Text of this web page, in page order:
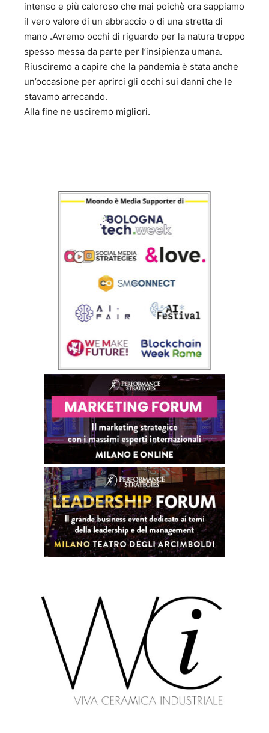
intenso e più caloroso che mai poichè ora sappiamo
il vero valore di un abbraccio o di una stretta di
mano .Avremo occhi di riguardo per la natura troppo
spesso messa da parte per l’insipienza umana.
Riusciremo a capire che la pandemia è stata anche
un’occasione per aprirci gli occhi sui danni che le
stavamo arrecando.
Alla fine ne usciremo migliori.